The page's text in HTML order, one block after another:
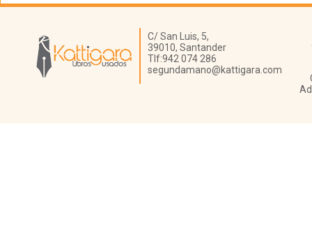
Librería Kattigara
C/ San Luis, 5,
39010, Santander
Tlf:942 074 286
segundamano@kattigara.com